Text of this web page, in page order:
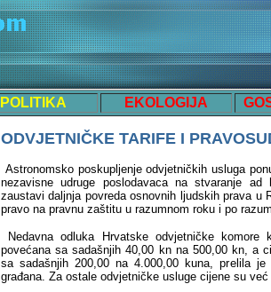
POLITIKA EKOLOGIJA
ODVJETNIČKE TARIFE I
Astronomsko poskupljenje odvjetničkih usluga
nezavisne udruge poslodavaca na stvaranje
zaustavi daljnja povreda osnovnih ljudskih prava u
pravo na pravnu zaštitu u razumnom roku i po
Nedavna odluka Hrvatske odvjetničke
povećana sa sadašnjih 40,00 kn na 500,00 kn, a
sa sadašnjih 200,00 na 4.000,00 kuna, prelila
građana. Za ostale odvjetničke usluge cijene su